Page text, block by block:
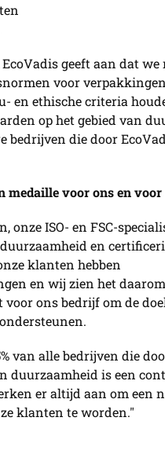
geeft aan dat we
voor
en ethische criteria
op het gebied van
bedrijven die door
medaille voor ons en
onze ISO- en FSC-
en
klanten hebben
en wij zien het
ons bedrijf om de
van alle bedrijven die
duurzaamheid is een
er altijd aan om een
klanten te worden."